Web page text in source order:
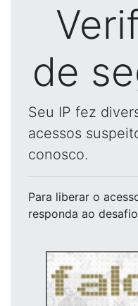
de
Seu IP fez
acessos
conosco.
Para liberar o
responda ao